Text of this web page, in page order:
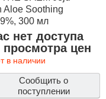
Aloe Soothing
300 мл
нет доступа
цен
в наличии
Сообщить о
поступлении